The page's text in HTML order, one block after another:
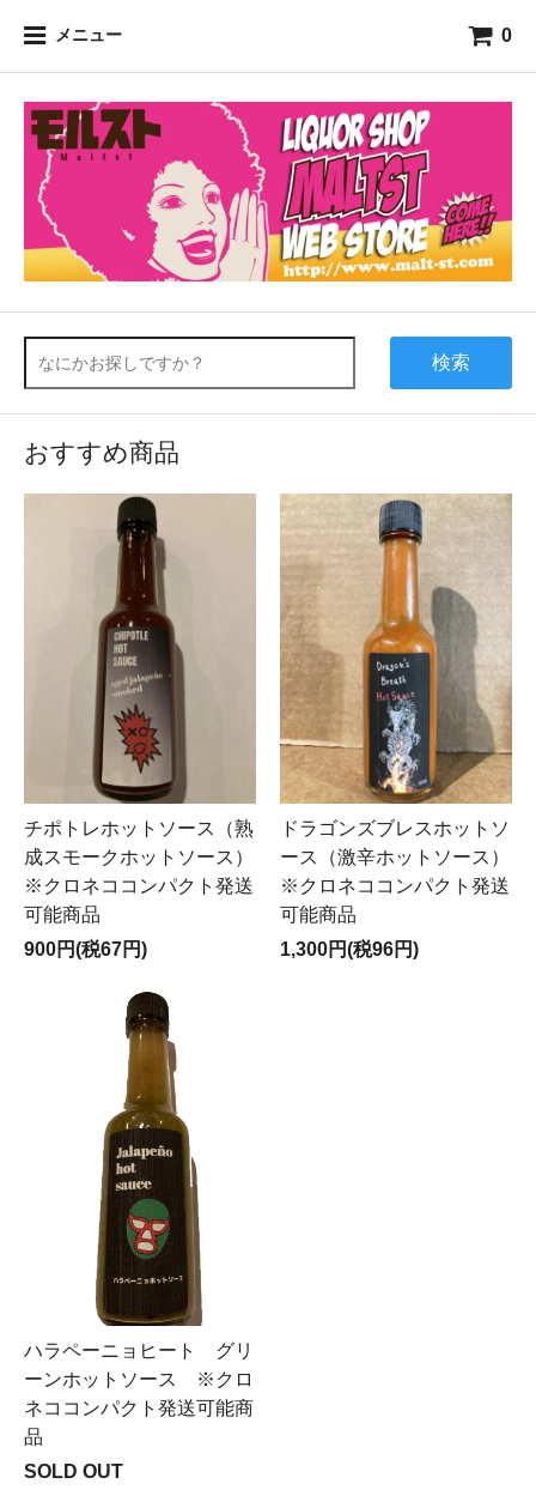
メニュー 0
検索
おすすめ商品
チポトレホットソース（熟
成スモークホットソース）
※クロネココンパクト発送
可能商品
900円(税67円)
ドラゴンズブレスホットソ
ース（激辛ホットソース）
※クロネココンパクト発送
可能商品
1,300円(税96円)
ハラペーニョヒート グリ
ーンホットソース ※クロ
ネココンパクト発送可能商
品
SOLD OUT